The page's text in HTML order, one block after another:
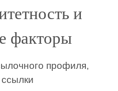
и
факторы
профиля,